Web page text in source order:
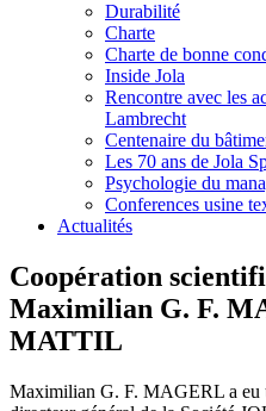
Durabilité
Charte
Charte de bonne
Inside Jola
Rencontre avec les
Lambrecht
Centenaire du
Les 70 ans de Jola
Psychologie du
Conferences usine
Actualités
Coopération
Maximilian G. F.
MATTIL
Maximilian G. F. MAGERL a eu